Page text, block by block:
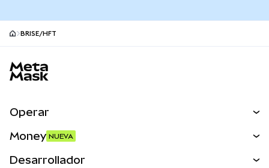
BRISE/HFT
Operar
Money NUEVA
Desarrollador